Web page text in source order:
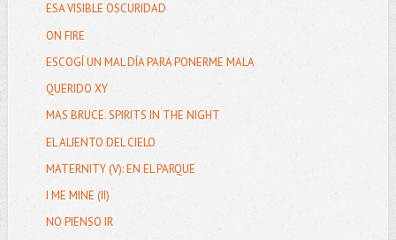
ESA VISIBLE OSCURIDAD
ON FIRE
ESCOGÍ UN MAL DÍA PARA PONERME MALA
QUERIDO XY
MAS BRUCE. SPIRITS IN THE NIGHT
EL ALIENTO DEL CIELO
MATERNITY (V): EN EL PARQUE
I ME MINE (II)
NO PIENSO IR